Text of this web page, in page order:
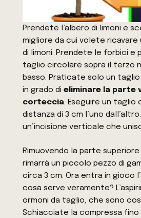
Prendete l’albero di limoni e
migliore da cui volete ricavare
di limoni. Prendete le forbici e
taglio circolare sopra il terzo
basso. Praticate solo un
in grado dieliminare la parte
corteccia. Eseguire un taglio
distanza di 3 cm l’uno
un’incisione verticale che
Rimuovendo la parte
rimarrà un piccolo pezzo di
circa 3 cm. Ora entra in gioco
cosa serve veramente?
ormoni da taglio, che sono
Schiacciate la compressa fino